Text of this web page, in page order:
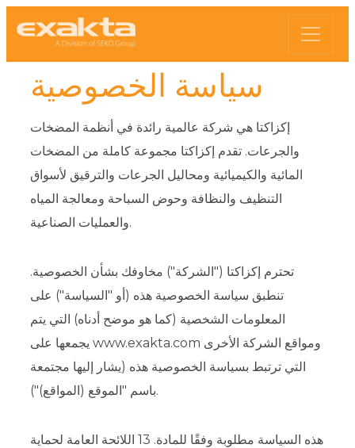
سياسة الخصوصية
إكزاكتا هي شركة عالمية رائدة في أنظمة المضخات
والجرعات. تقدم إكزاكتا مجموعة كاملة من المضخات
المائية والكيميائية ومحاليل الجرعات والترقيق لأسواق
التنظيف والنظافة وحوض السباحة ومعالجة المياه
والعمليات الصناعية.
تحترم إكزاكتا ("الشركة") مخاوفك بشأن الخصوصية.
تنطبق سياسة الخصوصية هذه (أو "السياسة") على
المعلومات الشخصية (كما هو موضح أدناه) التي يتم
يجمعها على www.exakta.com ومواقع الشركة الأخرى
التي ترتبط بسياسة الخصوصية هذه (يشار إليها مجتمعة
باسم "الموقع (المواقع)").
هذه السياسة مطلوبة وفقًا للمادة. 13 اللائحة العامة لحماية